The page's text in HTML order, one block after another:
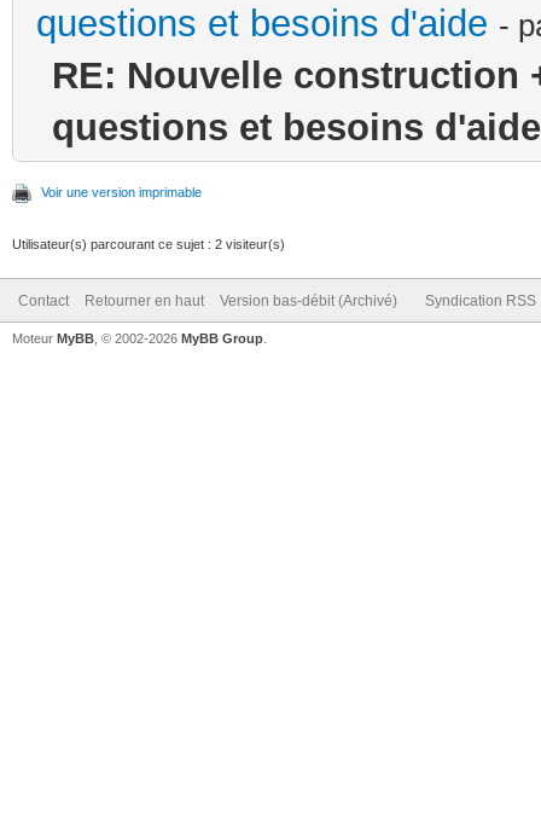
questions et besoins d'aide -
RE: Nouvelle construction
questions et besoins d'aide
Voir une version imprimable
Utilisateur(s) parcourant ce sujet : 2 visiteur(s)
Contact Retourner en haut Version bas-débit (Archivé) Syndication RSS
Moteur MyBB , © 2002-2026 MyBB Group